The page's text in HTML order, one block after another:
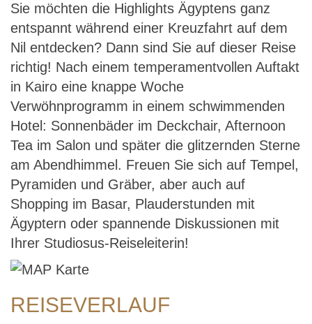
Ägypten – die klassische
Nilkreuzfahrt
Sie möchten die Highlights Ägyptens ganz
entspannt während einer Kreuzfahrt auf dem
Nil entdecken? Dann sind Sie auf dieser Reise
richtig! Nach einem temperamentvollen Auftakt
in Kairo eine knappe Woche
Verwöhnprogramm in einem schwimmenden
Hotel: Sonnenbäder im Deckchair, Afternoon
Tea im Salon und später die glitzernden Sterne
am Abendhimmel. Freuen Sie sich auf Tempel,
Pyramiden und Gräber, aber auch auf
Shopping im Basar, Plauderstunden mit
Ägyptern oder spannende Diskussionen mit
Ihrer Studiosus-Reiseleiterin!
REISEVERLAUF